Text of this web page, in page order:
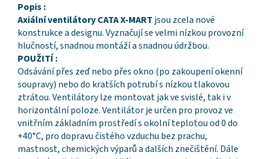
Popis :
Axiální ventilátory CATA X-MART jsou zcela nové
konstrukce a designu. Vyznačují se velmi nízkou provozní
hlučností, snadnou montáží a snadnou údržbou.
POUŽITÍ :
Odsávání přes zeď nebo přes okno (po zakoupení okenní
soupravy) nebo do kratších potrubí s nízkou tlakovou
ztrátou. Ventilátory lze montovat jak ve svislé, tak i v
horizontální poloze. Ventilátor je určen pro provoz ve
vnitřním základním prostředí s okolní teplotou od 0 do
+40°C, pro dopravu čistého vzduchu bez prachu,
mastnost, chemických výparů a dalších znečištění. Dále